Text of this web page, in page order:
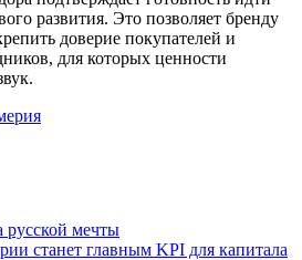
развития. Это позволяет бренду
доверие покупателей и
для которых ценности
русской мечты
станет главным KPI для капитала